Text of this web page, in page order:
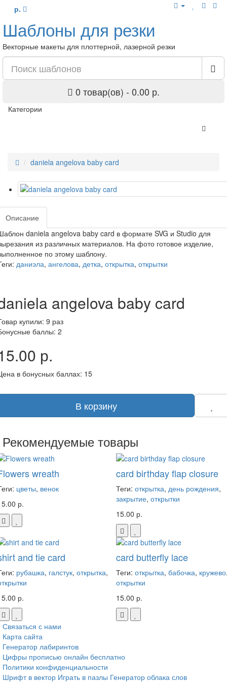
р.
Шаблоны для резки
Векторные макеты для плоттерной, лазерной резки
0 товар(ов) - 0.00 р.
Категории
daniela angelova baby card
Описание
daniela angelova baby card в формате SVG и Studio для
из различных материалов. На фото готовое изделие,
по этому шаблону.
даниэла, ангелова, детка, открытка, открытки
angelova baby card
купили: 9 раз
баллы: 2
р.
в бонусных баллах: 15
В корзину
Рекомендуемые товары
wreath
цветы, венок
р.
card birthday flap closure
Теги: открытка, день рождения,
закрытие, открытки
15.00 р.
and tie card
рубашка, галстук, открытка,
р.
card butterfly lace
Теги: открытка, бабочка, кружево
открытки
15.00 р.
Связаться с нами
Карта сайта
Генератор лабиринтов
Цифры прописью онлайн бесплатно
Политики конфиденциальности
Шрифт в вектор Играть в пазлы Генератор облака слов